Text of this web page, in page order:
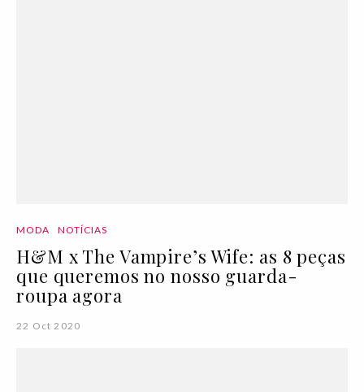
MODA NOTÍCIAS
H&M x The Vampire’s Wife: as 8 peças
que queremos no nosso guarda-
roupa agora
22 Oct 2020